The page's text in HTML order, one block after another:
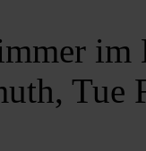
im
Tue